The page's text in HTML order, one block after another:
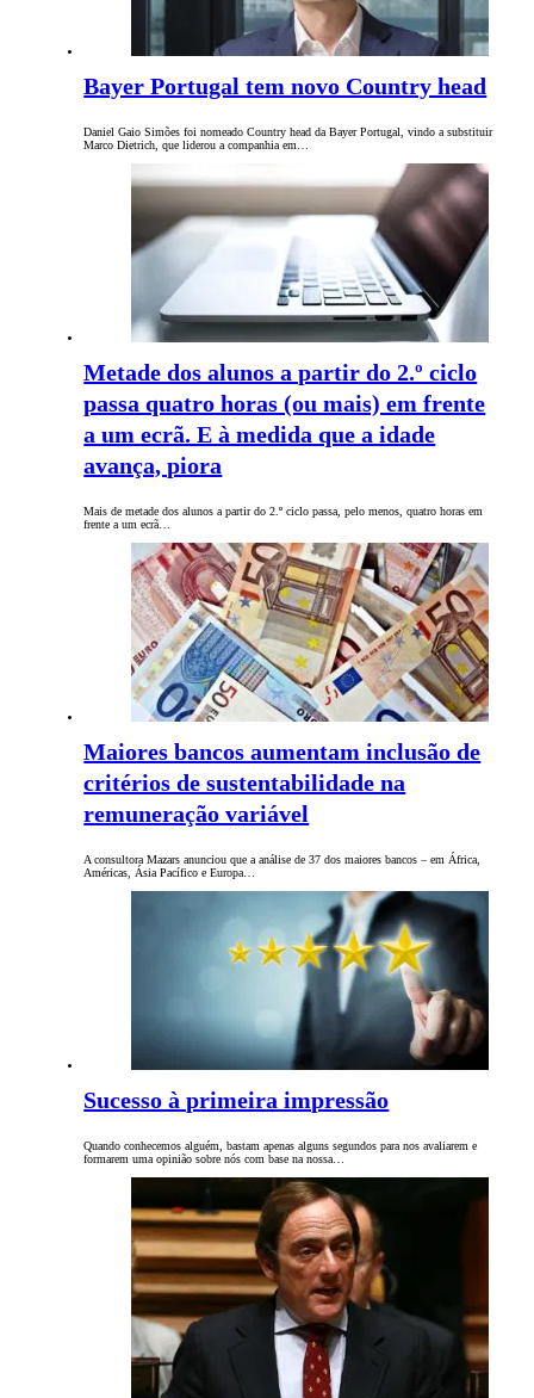
Bayer Portugal tem novo Country head
Daniel Gaio Simões foi nomeado Country head da Bayer Portugal, vindo a substituir
Marco Dietrich, que liderou a companhia em…
Metade dos alunos a partir do 2.º ciclo
passa quatro horas (ou mais) em frente
a um ecrã. E à medida que a idade
avança, piora
Mais de metade dos alunos a partir do 2.º ciclo passa, pelo menos, quatro horas em
frente a um ecrã…
Maiores bancos aumentam inclusão de
critérios de sustentabilidade na
remuneração variável
A consultora Mazars anunciou que a análise de 37 dos maiores bancos – em África,
Américas, Ásia Pacífico e Europa…
Sucesso à primeira impressão
Quando conhecemos alguém, bastam apenas alguns segundos para nos avaliarem e
formarem uma opinião sobre nós com base na nossa…